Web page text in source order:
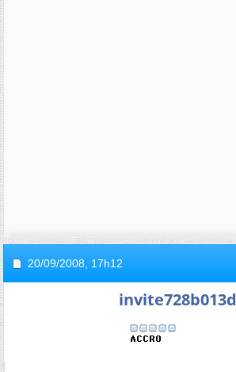
20/09/2008, 17h12
invite728b013d